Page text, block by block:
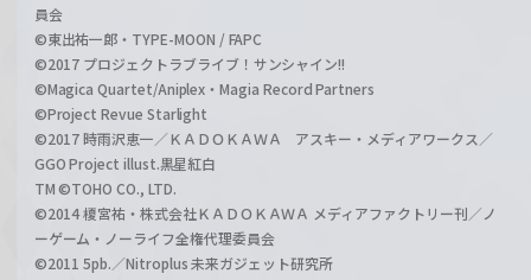
員会
©東出祐一郎・TYPE-MOON / FAPC
©2017 プロジェクトラブライブ！サンシャイン!!
©Magica Quartet/Aniplex・Magia Record Partners
©Project Revue Starlight
©2017 時雨沢恵一／ＫＡＤＯＫＡＷＡ アスキー・メディアワークス／
GGO Project illust.黒星紅白
TM ©TOHO CO., LTD.
©2014 榎宮祐・株式会社ＫＡＤＯＫＡＷＡ メディアファクトリー刊／ノ
ーゲーム・ノーライフ全権代理委員会
©2011 5pb.／Nitroplus 未来ガジェット研究所